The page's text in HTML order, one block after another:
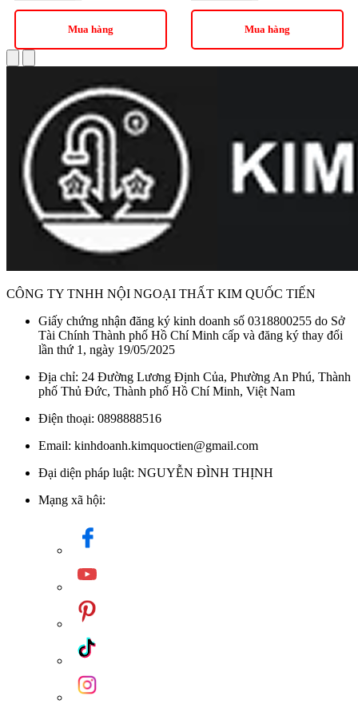
Mua hàng Mua hàng
CÔNG TY TNHH NỘI NGOẠI THẤT KIM QUỐC TIẾN
Giấy chứng nhận đăng ký kinh doanh số 0318800255 do Sở
Tài Chính Thành phố Hồ Chí Minh cấp và đăng ký thay đổi
lần thứ 1, ngày 19/05/2025
Địa chỉ: 24 Đường Lương Định Của, Phường An Phú, Thành
phố Thủ Đức, Thành phố Hồ Chí Minh, Việt Nam
Điện thoại: 0898888516
Email: kinhdoanh.kimquoctien@gmail.com
Đại diện pháp luật: NGUYỄN ĐÌNH THỊNH
Mạng xã hội: